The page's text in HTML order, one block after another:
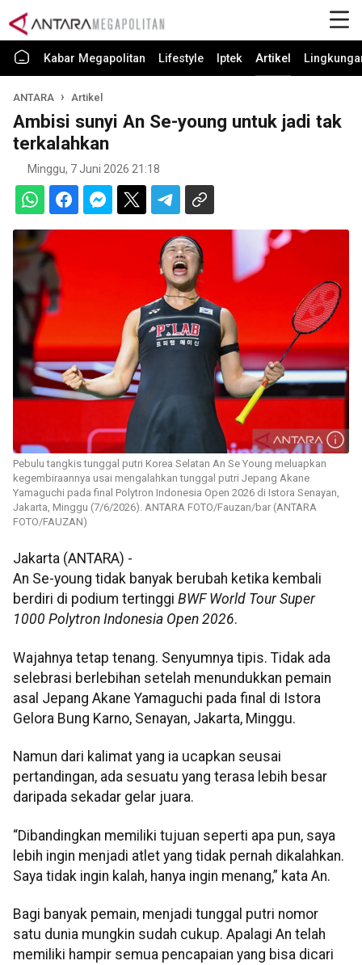
Kabar Megapolitan Lifestyle Iptek Artikel
ANTARA Artikel
Ambisi sunyi An Se-young untuk jadi tak
terkalahkan
Minggu, 7 Juni 2026 21:18
Pebulu tangkis tunggal putri Korea Selatan An Se Young meluapkan
kegembiraannya usai mengalahkan tunggal putri Jepang Akane
Yamaguchi pada final Polytron Indonesia Open 2026 di Istora Senayan,
Jakarta, Minggu (7/6/2026). ANTARA FOTO/Fauzan/bar (ANTARA
FOTO/FAUZAN)
Jakarta (ANTARA) -
An Se-young tidak banyak berubah ketika kembali
berdiri di podium tertinggi BWF World Tour Super
1000 Polytron Indonesia Open 2026.
Wajahnya tetap tenang. Senyumnya tipis. Tidak ada
selebrasi berlebihan setelah menundukkan pemain
asal Jepang Akane Yamaguchi pada final di Istora
Gelora Bung Karno, Senayan, Jakarta, Minggu.
Namun dari kalimat yang ia ucapkan seusai
pertandingan, ada sesuatu yang terasa lebih besar
daripada sekadar gelar juara.
“Dibandingkan memiliki tujuan seperti apa pun, saya
lebih ingin menjadi atlet yang tidak pernah dikalahkan.
Saya tidak ingin kalah, hanya ingin menang,” kata An.
Bagi banyak pemain, menjadi tunggal putri nomor
satu dunia mungkin sudah cukup. Apalagi An telah
memiliki hampir semua pencapaian yang bisa dicari